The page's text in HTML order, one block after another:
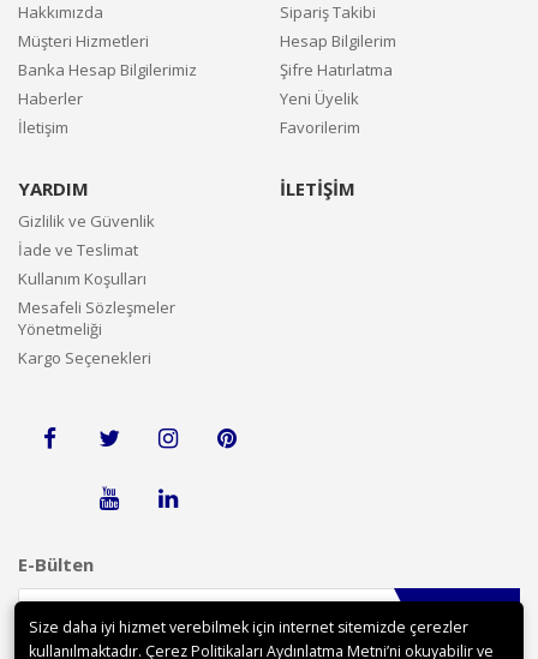
Hakkımızda
Müşteri Hizmetleri
Banka Hesap Bilgilerimiz
Haberler
İletişim
Sipariş Takibi
Hesap Bilgilerim
Şifre Hatırlatma
Yeni Üyelik
Favorilerim
YARDIM
Gizlilik ve Güvenlik
İade ve Teslimat
Kullanım Koşulları
Mesafeli Sözleşmeler
Yönetmeliği
Kargo Seçenekleri
İLETİŞİM
E-Bülten
Size daha iyi hizmet verebilmek için internet sitemizde çerezler
kullanılmaktadır. Çerez Politikaları Aydınlatma Metni’ni okuyabilir ve